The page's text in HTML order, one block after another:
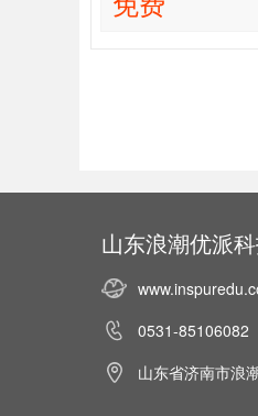
山东浪潮优派
0531-
山东省济南市浪